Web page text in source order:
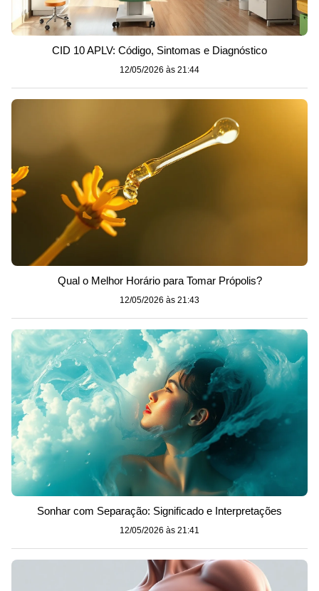
CID 10 APLV: Código, Sintomas e Diagnóstico
12/05/2026 às 21:44
Qual o Melhor Horário para Tomar Própolis?
12/05/2026 às 21:43
Sonhar com Separação: Significado e Interpretações
12/05/2026 às 21:41